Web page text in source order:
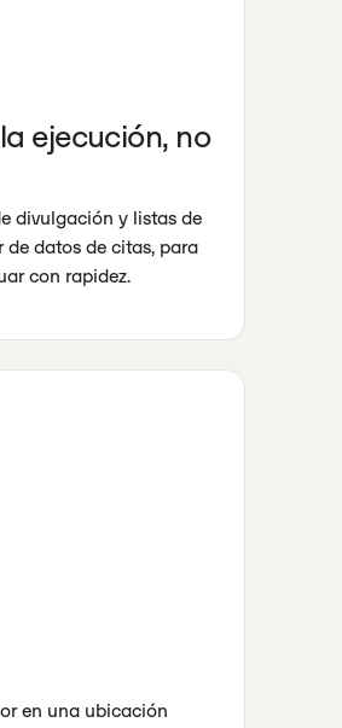
ejecución, no
divulgación y listas de
datos de citas, para
con rapidez.
en una ubicación